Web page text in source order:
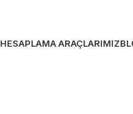
HESAPLAMA ARAÇLARIMIZ